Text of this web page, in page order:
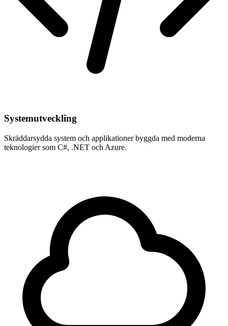
Systemutveckling
Skräddarsydda system och applikationer byggda med moderna
teknologier som C#, .NET och Azure.